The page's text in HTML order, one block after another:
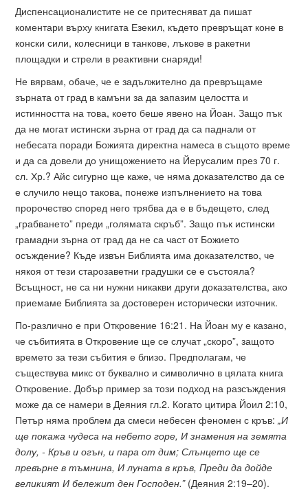
Диспенсационалистите не се притесняват да пишат
коментари върху книгата Езекил, където превръщат коне в
конски сили, колесници в танкове, лъкове в ракетни
площадки и стрели в реактивни снаряди!
Не вярвам, обаче, че е задължително да превръщаме
зърната от град в камъни за да запазим целостта и
истинността на това, което беше явено на Йоан. Защо пък
да не могат истински зърна от град да са паднали от
небесата поради Божията директна намеса в същото време
и да са довели до унищожението на Йерусалим през 70 г.
сл. Хр.? Айс сигурно ще каже, че няма доказателство да се
е случило нещо такова, понеже изпълнението на това
пророчество според него трябва да е в бъдещето, след
„грабването” преди „голямата скръб”. Защо пък истински
грамадни зърна от град да не са част от Божието
осъждение? Къде извън Библията има доказателство, че
някоя от тези старозаветни градушки се е състояла?
Всъщност, не са ни нужни никакви други доказателства, ако
приемаме Библията за достоверен исторически източник.
По-различно е при Откровение 16:21. На Йоан му е казано,
че събитията в Откровение ще се случат „скоро”, защото
времето за тези събития е близо. Предполагам, че
съществува микс от буквално и символично в цялата книга
Откровение. Добър пример за този подход на разсъждения
може да се намери в Деяния гл.2. Когато цитира Йоил 2:10,
Петър няма проблем да смеси небесен феномен с кръв:„И
ще покажа чудеса на небето горе, И знамения на земята
долу, - Кръв и огън, и пара от дим; Слънцето ще се
превърне в тъмнина, И луната в кръв, Преди да дойде
великият И бележит ден Господен.”(Деяния 2:19–20).